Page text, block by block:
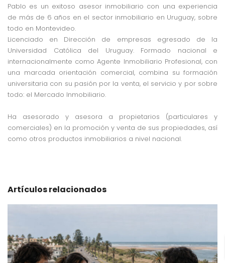
Pablo es un exitoso asesor inmobiliario con una experiencia
de más de 6 años en el sector inmobiliario en Uruguay, sobre
todo en Montevideo.
Licenciado en Dirección de empresas egresado de la
Universidad Católica del Uruguay. Formado nacional e
internacionalmente como Agente Inmobiliario Profesional, con
una marcada orientación comercial, combina su formación
universitaria con su pasión por la venta, el servicio y por sobre
todo: el Mercado Inmobiliario.
Ha asesorado y asesora a propietarios (particulares y
comerciales) en la promoción y venta de sus propiedades, así
como otros productos inmobiliarios a nivel nacional.
Artículos relacionados